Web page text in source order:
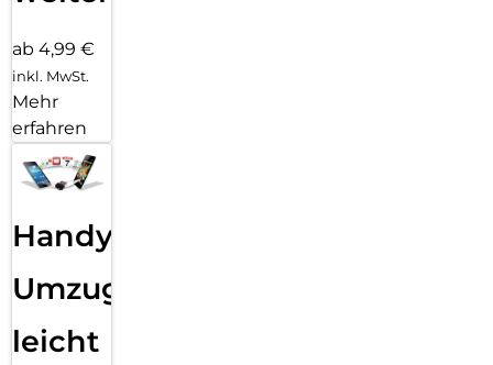
ab 4,99 €
inkl. MwSt.
Mehr
erfahren
Handy
Umzug
leicht